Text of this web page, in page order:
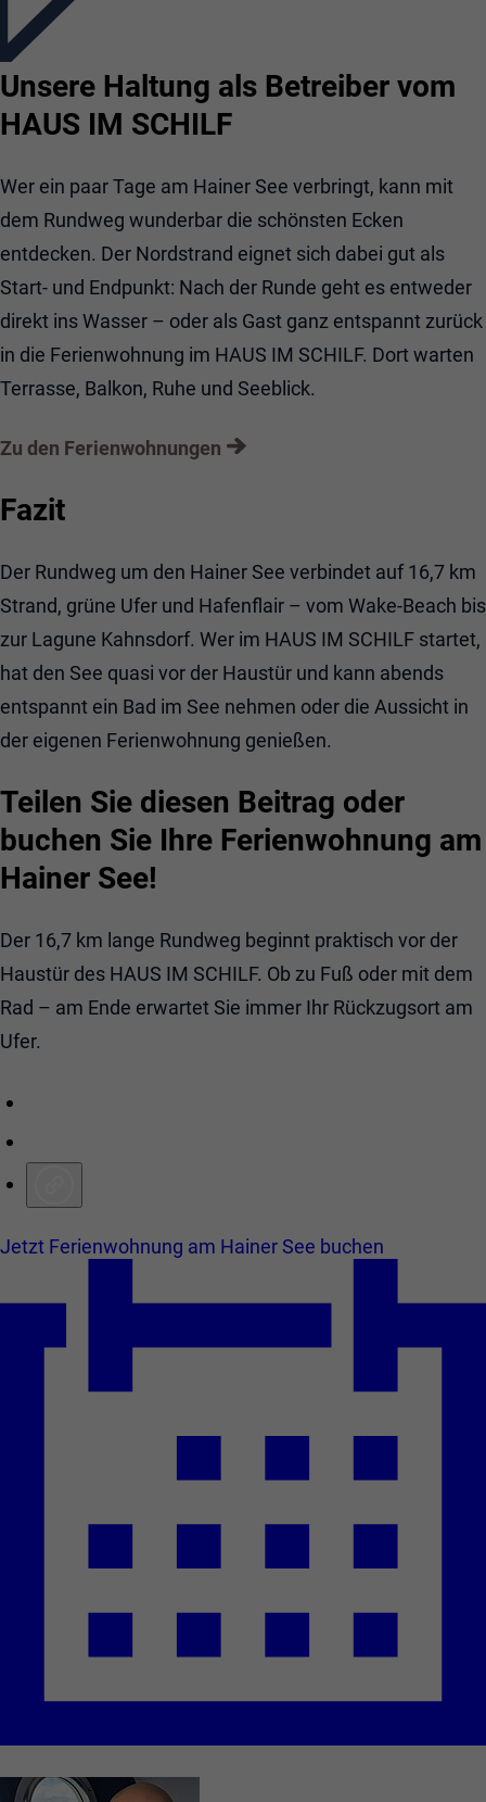
Unsere Haltung als Betreiber vom
HAUS IM SCHILF
Wer ein paar Tage am Hainer See verbringt, kann mit
dem Rundweg wunderbar die schönsten Ecken
entdecken. Der Nordstrand eignet sich dabei gut als
Start- und Endpunkt: Nach der Runde geht es entweder
direkt ins Wasser – oder als Gast ganz entspannt zurück
in die Ferienwohnung im HAUS IM SCHILF. Dort warten
Terrasse, Balkon, Ruhe und Seeblick.
Zu den Ferienwohnungen
Fazit
Der Rundweg um den Hainer See verbindet auf 16,7 km
Strand, grüne Ufer und Hafenflair – vom Wake-Beach bis
zur Lagune Kahnsdorf. Wer im HAUS IM SCHILF startet,
hat den See quasi vor der Haustür und kann abends
entspannt ein Bad im See nehmen oder die Aussicht in
der eigenen Ferienwohnung genießen.
Teilen Sie diesen Beitrag oder
buchen Sie Ihre Ferienwohnung am
Hainer See!
Der 16,7 km lange Rundweg beginnt praktisch vor der
Haustür des HAUS IM SCHILF. Ob zu Fuß oder mit dem
Rad – am Ende erwartet Sie immer Ihr Rückzugsort am
Ufer.
Jetzt Ferienwohnung am Hainer See buchen